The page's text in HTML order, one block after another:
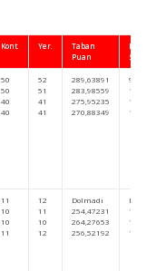
Kont. Yer.
Taban
Puan
Başarı
Sıra
50
50
40
40
52
51
41
41
289,63891
283,98559
275,95235
270,88349
11
10
10
11
12
11
10
12
Dolmadı
254,47231
264,27653
256,52192